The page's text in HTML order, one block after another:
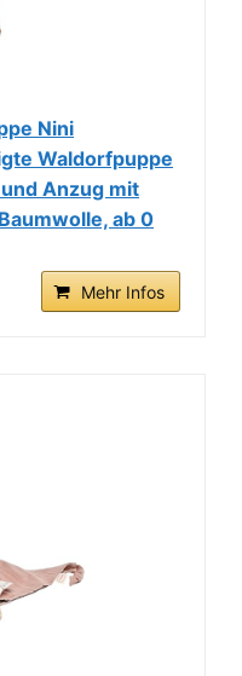
Nini
Waldorfpuppe
Anzug mit
ab 0
Mehr Infos